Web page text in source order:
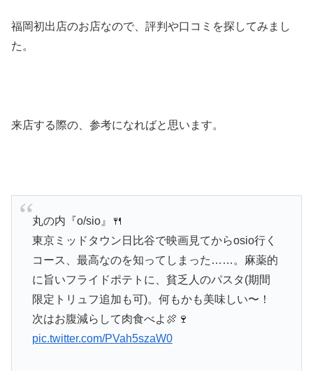
福岡初出店のお店なので、評判や口コミを探してみまし
た。
来店する際の、参考になればと思います。
丸の内『o/sio』🍴
東京ミッドタウン日比谷で映画見てからosio行く
コース、最高なのを知ってしまった……。麻薬的
に旨いフライドポテトに、貧乏人のパスタ(期間
限定トリュフ追加も可)。何もかも美味しい〜！
次はお腹減らして肉食べよ🍖🍷
pic.twitter.com/PVah5szaW0